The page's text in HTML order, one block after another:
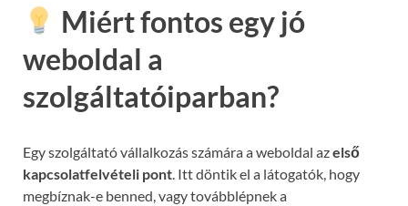
Miért fontos egy jó
weboldal a
szolgáltatóiparban?
Egy szolgáltató vállalkozás számára a weboldal azelső
kapcsolatfelvételi pont. Itt döntik el a látogatók, hogy
megbíznak-e benned, vagy továbblépnek a